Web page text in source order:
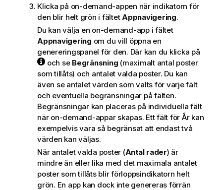
Klicka på on-demand-appen när indikatorn för
den blir helt grön i fältet Appnavigering.
Du kan välja en on-demand-app i fältet
Appnavigering om du vill öppna en
genereringspanel för den. Där kan du klicka på
och se Begränsning (maximalt antal poster
som tillåts) och antalet valda poster. Du kan
även se antalet värden som valts för varje fält
och eventuella begränsningar på fälten.
Begränsningar kan placeras på individuella fält
när on-demand-appar skapas. Ett fält för År kan
exempelvis vara så begränsat att endast två
värden kan väljas.
När antalet valda poster (Antal rader) är
mindre än eller lika med det maximala antalet
poster som tillåts blir förloppsindikatorn helt
grön. En app kan dock inte genereras förrän